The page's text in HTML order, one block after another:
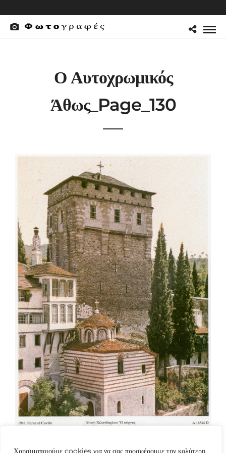
Χρησιμοποιούμε cookies για να σας προσφέρουμε την καλύτερη
Ο Αυτοχρωμικός
Άθως_Page_130